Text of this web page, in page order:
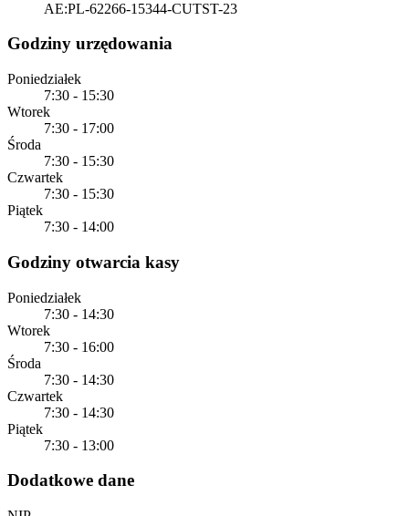
AE:PL-62266-15344-CUTST-23
Godziny urzędowania
Poniedziałek
7:30 - 15:30
Wtorek
7:30 - 17:00
Środa
7:30 - 15:30
Czwartek
7:30 - 15:30
Piątek
7:30 - 14:00
Godziny otwarcia kasy
Poniedziałek
7:30 - 14:30
Wtorek
7:30 - 16:00
Środa
7:30 - 14:30
Czwartek
7:30 - 14:30
Piątek
7:30 - 13:00
Dodatkowe dane